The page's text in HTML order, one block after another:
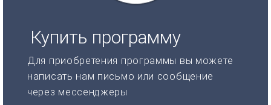
Купить программу
Для приобретения программы вы можете
написать нам письмо или сообщение
через мессенджеры